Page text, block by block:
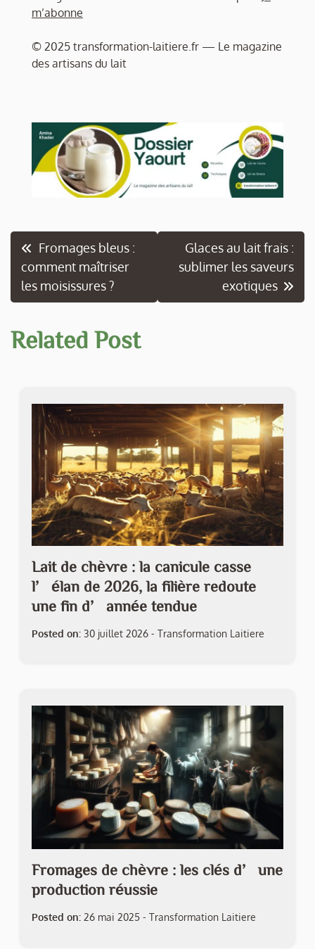
m’abonne
© 2025 transformation-laitiere.fr — Le magazine
des artisans du lait
Navigation
de
l’article
Fromages bleus :
comment maîtriser
les moisissures ?
Glaces au lait frais :
sublimer les saveurs
exotiques
Related Post
Lait de chèvre : la canicule casse
l’élan de 2026, la filière redoute
une fin d’année tendue
Posted on: 30 juillet 2026 - Transformation Laitiere
Fromages de chèvre : les clés d’une
production réussie
Posted on: 26 mai 2025 - Transformation Laitiere